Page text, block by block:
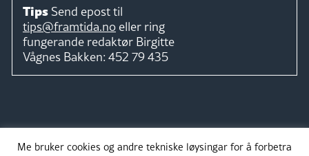
Tips Send epost til
tips@framtida.no eller ring
fungerande redaktør Birgitte
Vågnes Bakken: 452 79 435
Me bruker cookies og andre tekniske løysingar for å forbetra